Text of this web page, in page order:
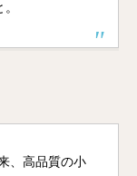
、高品質の小